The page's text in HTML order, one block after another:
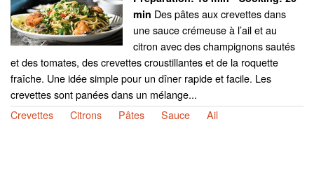
min Des pâtes aux crevettes dans
une sauce crémeuse à l’ail et au
citron avec des champignons sautés
et des tomates, des crevettes croustillantes et de la roquette
fraîche. Une idée simple pour un dîner rapide et facile. Les
crevettes sont panées dans un mélange...
Crevettes
Citrons Pâtes Sauce Ail